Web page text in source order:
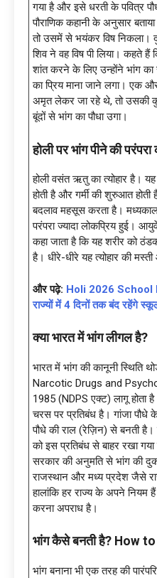
गया है और इसे धरती के पवित्र
पौराणिक कहानी के अनुसार
तो उसमें से भयंकर विष निकला।
शिव ने वह विष पी लिया। कहते
शांत करने के लिए उन्होंने भांग
का प्रिय माना जाने लगा। एक
अमृत लेकर जा रहे थे, तो उसकी
बूंदों से भांग का पौधा उगा।
होली पर भांग पीने की
होली वसंत ऋतु का त्योहार है।
होती है और गर्मी की शुरुआत
बदलाव महसूस करता है।
परंपरा ज्यादा लोकप्रिय हुई।
कहा जाता है कि यह शरीर को
है। धीरे-धीरे यह त्योहार की
और पढ़े: Holi 2026 School
राज्यों में 4 दिनों तक बंद रहेंगे
क्या भारत में भांग लीगल है?
भारत में भांग की कानूनी स्थिति
Narcotic Drugs and
1985 (NDPS एक्ट) लागू
चरस पर प्रतिबंध है। गांजा
पौधे की राल (रेज़िन) से बनती है।
को इस प्रतिबंध से बाहर रखा
सरकार की अनुमति से भांग की
राजस्थान और मध्य प्रदेश जैसे
हालांकि हर राज्य के अपने नियम
करना अपराध है।
भांग कैसे बनती है? How
भांग बनाना भी एक तरह की